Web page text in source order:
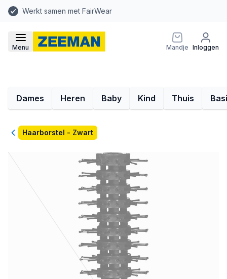
Werkt samen met FairWear
Menu Mandje Inloggen
Dames Heren Baby Kind Thuis
TerugHaarborstel - Zwart